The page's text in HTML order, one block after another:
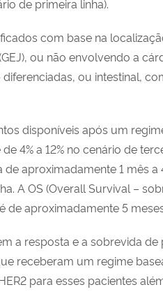
de primeira linha).
com base na
ou não envolvendo a
ou intestinal,
disponíveis após um
4% a 12% no cenário de
aproximadamente 1 mês a
A OS (Overall Survival –
aproximadamente 5
a resposta e a sobrevida
receberam um regime
para esses pacientes